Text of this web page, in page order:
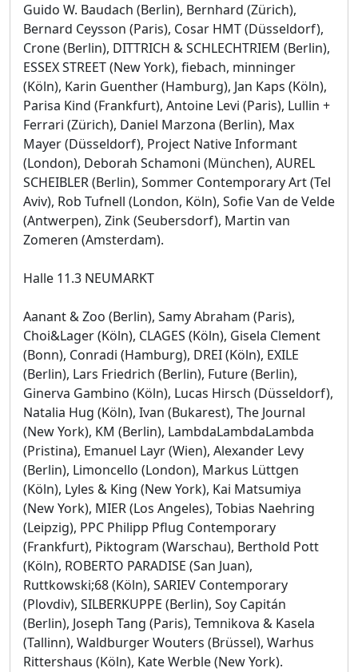
Guido W. Baudach (Berlin), Bernhard (Zürich),
Bernard Ceysson (Paris), Cosar HMT (Düsseldorf),
Crone (Berlin), DITTRICH & SCHLECHTRIEM (Berlin),
ESSEX STREET (New York), fiebach, minninger
(Köln), Karin Guenther (Hamburg), Jan Kaps (Köln),
Parisa Kind (Frankfurt), Antoine Levi (Paris), Lullin +
Ferrari (Zürich), Daniel Marzona (Berlin), Max
Mayer (Düsseldorf), Project Native Informant
(London), Deborah Schamoni (München), AUREL
SCHEIBLER (Berlin), Sommer Contemporary Art (Tel
Aviv), Rob Tufnell (London, Köln), Sofie Van de Velde
(Antwerpen), Zink (Seubersdorf), Martin van
Zomeren (Amsterdam).
Halle 11.3 NEUMARKT
Aanant & Zoo (Berlin), Samy Abraham (Paris),
Choi&Lager (Köln), CLAGES (Köln), Gisela Clement
(Bonn), Conradi (Hamburg), DREI (Köln), EXILE
(Berlin), Lars Friedrich (Berlin), Future (Berlin),
Ginerva Gambino (Köln), Lucas Hirsch (Düsseldorf),
Natalia Hug (Köln), Ivan (Bukarest), The Journal
(New York), KM (Berlin), LambdaLambdaLambda
(Pristina), Emanuel Layr (Wien), Alexander Levy
(Berlin), Limoncello (London), Markus Lüttgen
(Köln), Lyles & King (New York), Kai Matsumiya
(New York), MIER (Los Angeles), Tobias Naehring
(Leipzig), PPC Philipp Pflug Contemporary
(Frankfurt), Piktogram (Warschau), Berthold Pott
(Köln), ROBERTO PARADISE (San Juan),
Ruttkowski;68 (Köln), SARIEV Contemporary
(Plovdiv), SILBERKUPPE (Berlin), Soy Capitán
(Berlin), Joseph Tang (Paris), Temnikova & Kasela
(Tallinn), Waldburger Wouters (Brüssel), Warhus
Rittershaus (Köln), Kate Werble (New York).